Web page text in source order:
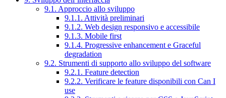
9.1. Approccio allo sviluppo
9.1.1. Attività preliminari
9.1.2. Web design responsivo e accessibile
9.1.3. Mobile first
9.1.4. Progressive enhancement e Graceful
degradation
9.2. Strumenti di supporto allo sviluppo del software
9.2.1. Feature detection
9.2.2. Verificare le feature disponibili con Can I
use